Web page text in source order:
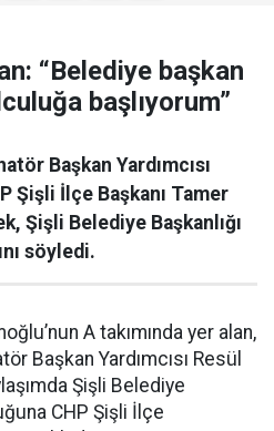
“Belediye başkan
başlıyorum”
Başkan Yardımcısı
Şişli İlçe Başkanı Tamer
Şişli Belediye Başkanlığı
söyledi.
A takımında yer alan,
Başkan Yardımcısı Resül
Şişli Belediye
CHP Şişli İlçe